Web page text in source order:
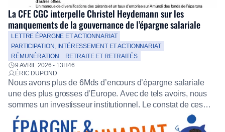
La CFE CGC interpelle Christel Heydemann sur les
manquements de la gouvernance de l’épargne salariale
LETTRE ÉPARGNE ET ACTIONNARIAT
PARTICIPATION, INTÉRESSEMENT ET ACTIONNARIAT
RÉMUNÉRATION
RETRAITE ET RETRAITÉS
9 AVRIL 2026 - 13H46
ÉRIC DUPOND
Nous avons plus de 6Mds d’encours d’épargne salariale
une des plus grosses d’Europe. Avec de tels avoirs, nous
sommes un investisseur institutionnel. Le constat de ces
dernières années est alarmant : la gouvernance de
l’épargne salariale est à la dérive. Nous venons